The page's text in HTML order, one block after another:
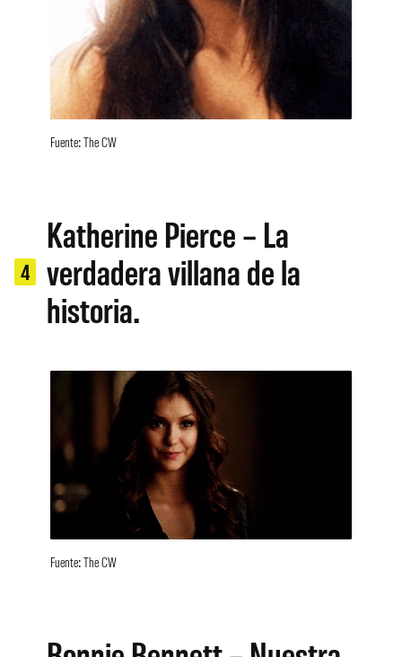
Fuente: The CW
4
Katherine Pierce – La
verdadera villana de la
historia.
Fuente: The CW